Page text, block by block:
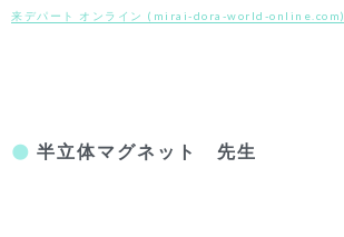
来デパート オンライン (mirai-dora-world-online.com)
半立体マグネット 先生